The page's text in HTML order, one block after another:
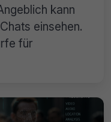
kann
einsehen.
für